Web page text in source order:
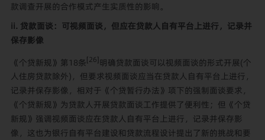
款调查开展的合作模式产生实质性的影响。
ii. 贷款面谈：可视频面谈，但应在贷款人自有平台上进行，记录并
保存影像
《个贷新规》第18条[26] 明确贷款面谈可以视频面谈的形式开展(个
人住房贷款除外)，但要求视频面谈应当在贷款人自有平台上进行，
记录并保存影像，相对于《个贷暂行办法》项下的强制面谈要求，
《个贷新规》为贷款人开展贷款面谈工作提供了便利性；但《个贷
新规》强调视频面谈应在贷款人自有平台上进行，记录并保存影
像，这也为银行自有平台建设和贷款流程设计提出了新的挑战和要